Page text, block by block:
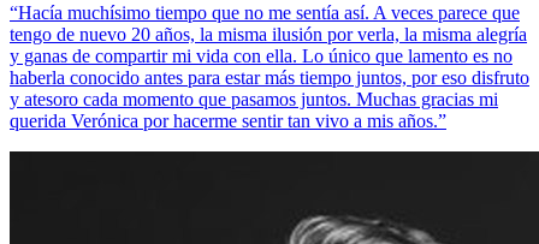
“Hacía muchísimo tiempo que no me sentía así. A veces parece que
tengo de nuevo 20 años, la misma ilusión por verla, la misma alegría
y ganas de compartir mi vida con ella. Lo único que lamento es no
haberla conocido antes para estar más tiempo juntos, por eso disfruto
y atesoro cada momento que pasamos juntos. Muchas gracias mi
querida Verónica por hacerme sentir tan vivo a mis años.”